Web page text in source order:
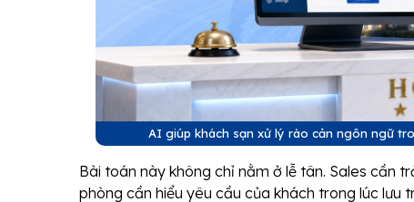
AI giúp khách sạn xử lý rào cản ngôn ngữ
Bài toán này không chỉ nằm ở lễ tân. Sales cần
phòng cần hiểu yêu cầu của khách trong lúc lưu